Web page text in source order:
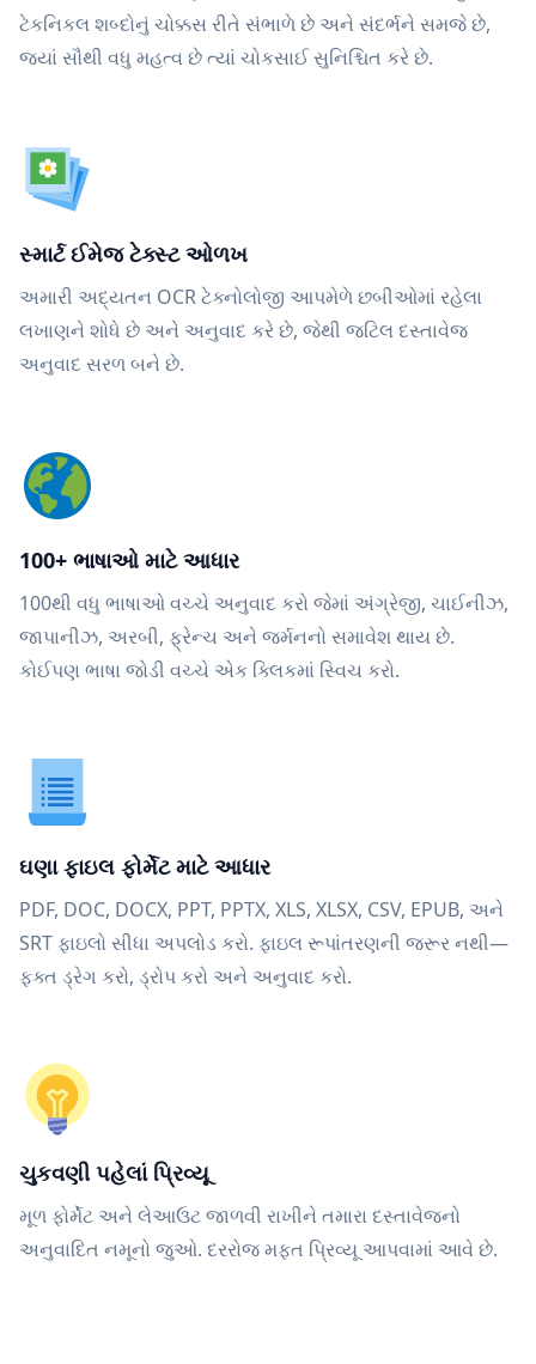
ટેકનિકલ શબ્દોનું ચોક્કસ રીતે સંભાળે છે અને સંદર્ભને સમજે છે,
જ્યાં સૌથી વધુ મહત્વ છે ત્યાં ચોકસાઈ સુનિશ્ચિત કરે છે.
સ્માર્ટ ઈમેજ ટેક્સ્ટ ઓળખ
અમારી અદ્યતન OCR ટેક્નોલોજી આપમેળે છબીઓમાં રહેલા
લખાણને શોધે છે અને અનુવાદ કરે છે, જેથી જટિલ દસ્તાવેજ
અનુવાદ સરળ બને છે.
100+ ભાષાઓ માટે આધાર
100થી વધુ ભાષાઓ વચ્ચે અનુવાદ કરો જેમાં અંગ્રેજી, ચાઈનીઝ,
જાપાનીઝ, અરબી, ફ્રેન્ચ અને જર્મનનો સમાવેશ થાય છે.
કોઈપણ ભાષા જોડી વચ્ચે એક ક્લિકમાં સ્વિચ કરો.
ઘણા ફાઇલ ફોર્મેટ માટે આધાર
PDF, DOC, DOCX, PPT, PPTX, XLS, XLSX, CSV, EPUB, અને
SRT ફાઇલો સીધા અપલોડ કરો. ફાઇલ રૂપાંતરણની જરૂર નથી—
ફક્ત ડ્રેગ કરો, ડ્રોપ કરો અને અનુવાદ કરો.
ચુકવણી પહેલાં પ્રિવ્યૂ
મૂળ ફોર્મેટ અને લેઆઉટ જાળવી રાખીને તમારા દસ્તાવેજનો
અનુવાદિત નમૂનો જુઓ. દરરોજ મફત પ્રિવ્યૂ આપવામાં આવે છે.